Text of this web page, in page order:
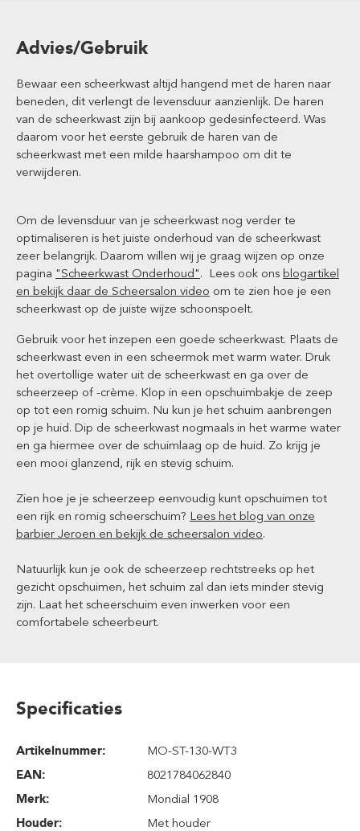
Advies/Gebruik
Bewaar een scheerkwast altijd hangend met de haren naar
beneden, dit verlengt de levensduur aanzienlijk. De haren
van de scheerkwast zijn bij aankoop gedesinfecteerd. Was
daarom voor het eerste gebruik de haren van de
scheerkwast met een milde haarshampoo om dit te
verwijderen.
Om de levensduur van je scheerkwast nog verder te
optimaliseren is het juiste onderhoud van de scheerkwast
zeer belangrijk. Daarom willen wij je graag wijzen op onze
pagina "Scheerkwast Onderhoud". Lees ook ons blogartikel
en bekijk daar de Scheersalon video om te zien hoe je een
scheerkwast op de juiste wijze schoonspoelt.
Gebruik voor het inzepen een goede scheerkwast. Plaats de
scheerkwast even in een scheermok met warm water. Druk
het overtollige water uit de scheerkwast en ga over de
scheerzeep of -crème. Klop in een opschuimbakje de zeep
op tot een romig schuim. Nu kun je het schuim aanbrengen
op je huid. Dip de scheerkwast nogmaals in het warme water
en ga hiermee over de schuimlaag op de huid. Zo krijg je
een mooi glanzend, rijk en stevig schuim.
Zien hoe je je scheerzeep eenvoudig kunt opschuimen tot
een rijk en romig scheerschuim? Lees het blog van onze
barbier Jeroen en bekijk de scheersalon video.
Natuurlijk kun je ook de scheerzeep rechtstreeks op het
gezicht opschuimen, het schuim zal dan iets minder stevig
zijn. Laat het scheerschuim even inwerken voor een
comfortabele scheerbeurt.
Specificaties
Artikelnummer:
MO-ST-130-WT3
EAN:
8021784062840
Merk:
Mondial 1908
Houder:
Met houder